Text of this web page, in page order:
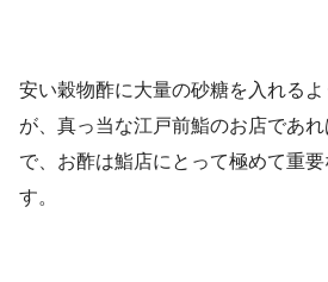
安い穀物酢に大量の砂糖を入れる
が、真っ当な江戸前鮨のお店であ
で、お酢は鮨店にとって極めて重
す。